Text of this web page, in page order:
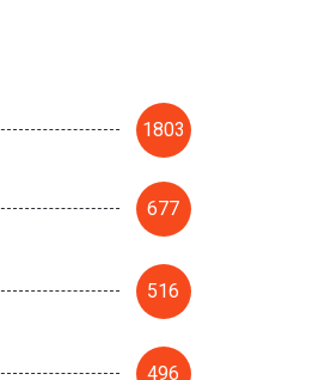
1803
677
516
496